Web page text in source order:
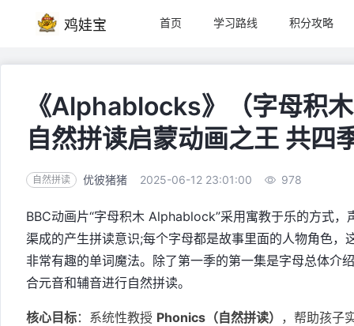
鸡娃宝 首页 学习路线 积分攻略
《Alphablocks》（字母积
自然拼读启蒙动画之王 共四
自然拼读 优彼猪猪 2025-06-12 23:01:00 978
BBC动画片“字母积木 Alphablock”采用寓教于乐的方式
渠成的产生拼读意识;每个字母都是故事里面的人物角色
非常有趣的单词魔法。除了第一季的第一集是字母总体介
合元音和辅音进行自然拼读。
核心目标：系统性教授 Phonics（自然拼读） ，帮助孩子